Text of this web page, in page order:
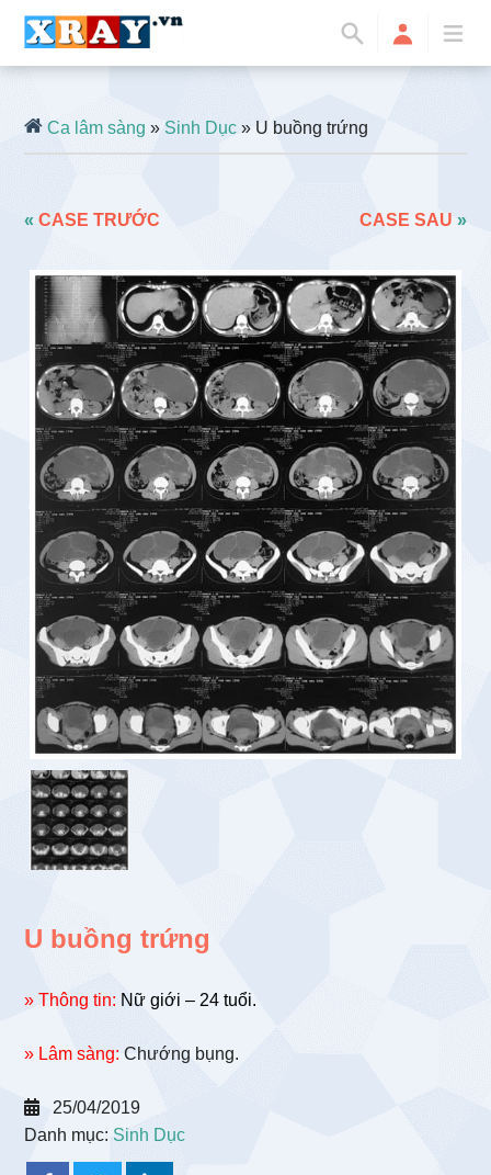
Ca lâm sàng »Sinh Dục » U buồng trứng
«CASE TRƯỚC CASE SAU »
U buồng trứng
» Thông tin: Nữ giới – 24 tuổi.
» Lâm sàng: Chướng bụng.
25/04/2019
Danh mục: Sinh Dục